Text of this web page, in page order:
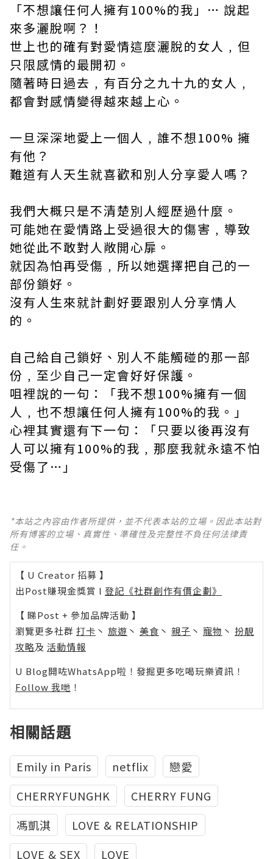
「不想讓任何人擁有100%的我」… 說起
來多灑脫啊？！
世上也的確有對愛情這麼灑脫的女人﹐但
只限感情的最開初。
隨著時日過去﹐有百分之九十九的女人﹐
都會對感情變得越來越上心。
一旦深深地愛上一個人﹐誰不想100% 擁
有他？
難道有人天生就喜歡和別人分享愛人嗎？
我們大概只是不清楚別人經歷過什麼。
可能她在愛情路上受過很大的傷害﹐導致
她從此不敢對人敞開心扉。
就因為怕再受傷﹐所以她選擇把自己的一
部份鎖好。
沒有人生來就計劃好要跟別人分享情人
的。
自己給自己鎖好、別人不能觸碰的那一部
份﹐至少自己一定會好好保護。
咀裡說的一句：「我不想100%擁有一個
人﹐也不想讓任何人擁有100%的我。」
心裡其實還有下一句：「只要以後再沒有
人可以擁有100%的我﹐那麼我就永遠不怕
受傷了…」
*本站之內容由作者所提供，並不代表本站的立場。因此本站對
所有博客的立場、真實性、準確性及完整性不負任何法律責
任。
【 U Creator 招募 】
出Post賺現金獎賞 l 登記《社群創作有價企劃》
【 睇Post + 參加品牌活動 】
瀏覽更多社群 打卡 丶 旅遊 丶 美食 丶 親子 丶 寵物 丶 扮靚
攻略及 活動情報
U Blog開咗WhatsApp啦！發掘更多吃喝玩樂資訊！
Follow 我哋 ！
相關話題
Emily in Paris netflix
戀愛
CHERRYFUNGHK
CHERRY FUNG
馮凱淇
LOVE & RELATIONSHIP
LOVE & SEX
LOVE